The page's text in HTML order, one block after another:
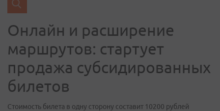
Онлайн и расширение
маршрутов: стартует
продажа субсидированных
билетов
Стоимость билета в одну сторону составит 10200 рублей